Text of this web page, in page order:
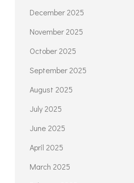
December 2025
November 2025
October 2025
September 2025
August 2025
July 2025
June 2025
April 2025
March 2025